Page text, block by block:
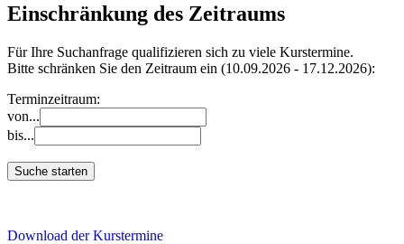
Einschränkung des Zeitraums
Für Ihre Suchanfrage qualifizieren sich zu viele Kurstermine.
Bitte schränken Sie den Zeitraum ein (10.09.2026 - 17.12.2026):
Terminzeitraum:
von...
bis...
Suche starten
Download der Kurstermine